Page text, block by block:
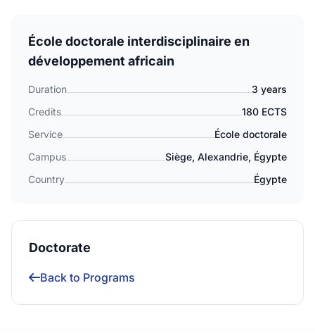
École doctorale interdisciplinaire en
développement africain
Duration
3 years
Credits
180 ECTS
Service
École doctorale
Campus
Siège, Alexandrie, Égypte
Country
Égypte
Doctorate
Back to Programs